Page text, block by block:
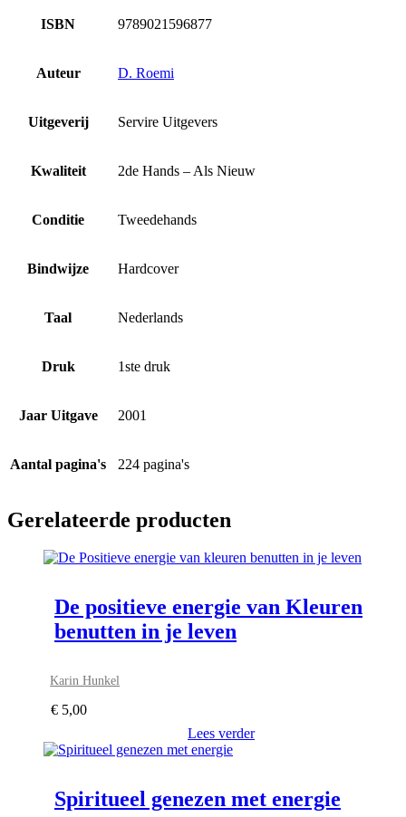
ISBN 9789021596877
Auteur D. Roemi
Uitgeverij Servire Uitgevers
Kwaliteit 2de Hands – Als Nieuw
Conditie Tweedehands
Bindwijze Hardcover
Taal Nederlands
Druk 1ste druk
Jaar Uitgave 2001
Aantal pagina's 224 pagina's
Gerelateerde producten
De positieve energie van Kleuren
benutten in je leven
Karin Hunkel
€ 5,00
Lees verder
Spiritueel genezen met energie